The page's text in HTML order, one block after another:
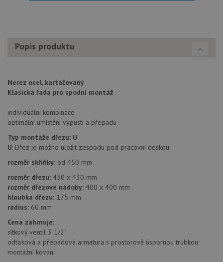
Popis produktu
Nerez ocel, kartáčovaný
Klasická řada pro spodní montáž
individuální kombinace
optimální umístění výpusti a přepadu
Typ montáže dřezu: U
U: Dřez je možno uložit zespodu pod pracovní deskou
rozměr skříňky: od 450 mm
rozměr dřezu: 430 x 430 mm
rozměr dřezové nádoby: 400 x 400 mm
hloubka dřezu: 175 mm
rádius: 60 mm
Cena zahrnuje:
sítkový ventil 3 1/2"
odtoková a přepadová armatura s prostorově úspornou trubkou
montážní kování
Soubory cílení
Nezbytně nutné soubory cookie umožňují základní
funkce webových stránek, jako je přihlášení
nezbytně nutných souborů cookie správně používat.
Název
Poskytovatel
udid .drezy-baterie.cz
AWSALBCORS
widget-